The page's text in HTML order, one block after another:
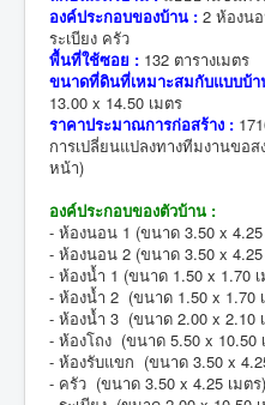
องค์ประกอบของบ้าน : 2 ห้องน
ระเบียง ครัว
พื้นที่ใช้ซอย : 132 ตารางเมตร
ขนาดที่ดินที่เหมาะสมกับแบบบ้
13.00 x 14.50 เมตร
ราคาประมาณการก่อสร้าง :
การเปลี่ยนแปลงทางทีมงานขอ
หน้า)
องค์ประกอบของตัวบ้าน :
- ห้องนอน 1 (ขนาด 3.50 x 4.25
- ห้องนอน 2 (ขนาด 3.50 x 4.25
- ห้องน้ำ 1 (ขนาด 1.50 x 1.70
- ห้องน้ำ 2 (ขนาด 1.50 x 1.70
- ห้องน้ำ 3 (ขนาด 2.00 x 2.10
- ห้องโถง (ขนาด 5.50 x 10.50
- ห้องรับแขก (ขนาด 3.50 x
- ครัว (ขนาด 3.50 x 4.25 เมตร)